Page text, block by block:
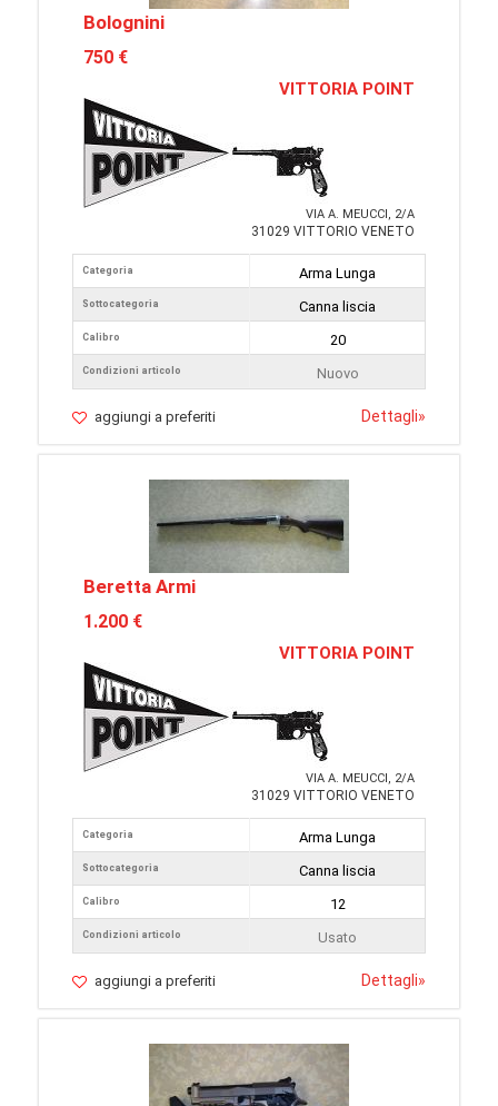
Bolognini
750 €
VITTORIA POINT
VIA A. MEUCCI, 2/A
31029 VITTORIO VENETO
Categoria
Sottocategoria
Calibro
Condizioni articolo
Arma Lunga
Canna liscia
20
Nuovo
aggiungi a preferiti Dettagli»
Beretta Armi
1.200 €
VITTORIA POINT
VIA A. MEUCCI, 2/A
31029 VITTORIO VENETO
Categoria
Sottocategoria
Calibro
Condizioni articolo
Arma Lunga
Canna liscia
12
Usato
aggiungi a preferiti Dettagli»